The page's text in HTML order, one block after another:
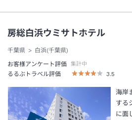
房総白浜ウミサトホテル
千葉県
白浜(千葉県)
お客様アンケート評価
集計中
るるぶトラベル評価 3.5
海岸
する
に面